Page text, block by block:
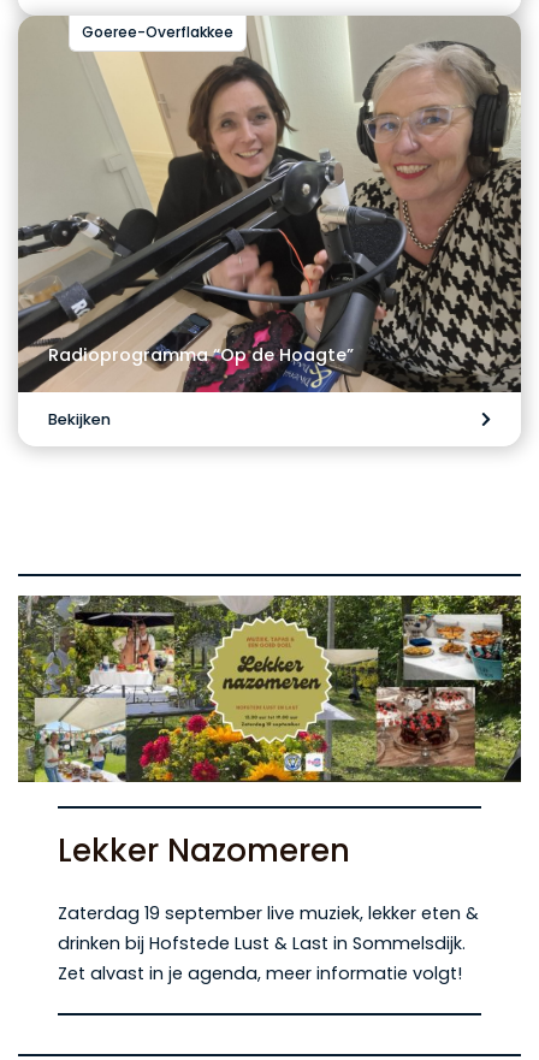
Goeree-Overflakkee
Radioprogramma “Op de Hoagte”
Bekijken
Lekker Nazomeren
Zaterdag 19 september live muziek, lekker eten &
drinken bij Hofstede Lust & Last in Sommelsdijk.
Zet alvast in je agenda, meer informatie volgt!